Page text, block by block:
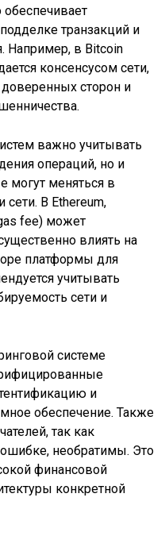
обеспечивает
транзакций и
Например, в Bitcoin
консенсусом сети,
доверенных сторон и
важно учитывать
операций, но и
могут меняться в
сети. В Ethereum,
fee) может
влиять на
платформы для
учитывать
сети и
системе
и
обеспечение. Также
так как
необратимы. Это
финансовой
конкретной